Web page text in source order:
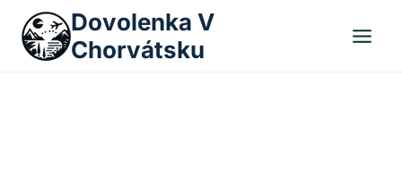
content
Dovolenka V
Chorvátsku